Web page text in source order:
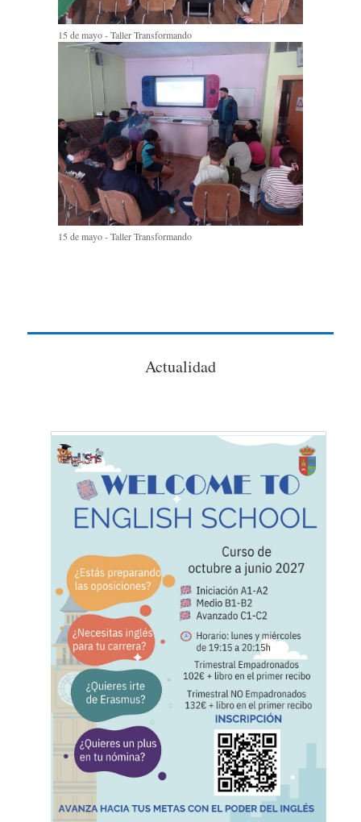
15 de mayo - Taller Transformando
15 de mayo - Taller Transformando
Actualidad